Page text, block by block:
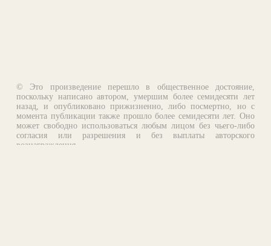
© Это произведение перешло в общественное достояние,
поскольку написано автором, умершим более семидесяти лет
назад, и опубликовано прижизненно, либо посмертно, но с
момента публикации также прошло более семидесяти лет. Оно
может свободно использоваться любым лицом без чьего-либо
согласия или разрешения и без выплаты авторского
вознаграждения.